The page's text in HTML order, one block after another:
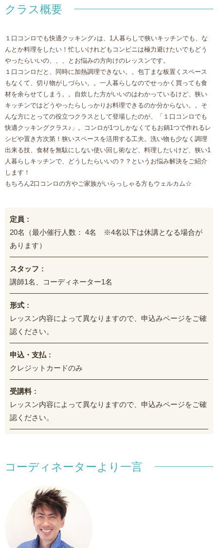
クラス概要
１口コンロでも快適クッキング♪は、1人暮らしで狭いキッチンでも、な
んとか料理をしたい！忙しいけれどもコンビニは極力避けたいでもどう
やったらいいの、、、とお悩みの方向けのレッスンです。
１口コンロだと、同時に加熱調理できない。。包丁まな板置くスペース
もなくて、切り物がしづらい。。一人暮らしなのでせっかく買っても食
材を余らせてしまう。。自炊した方がいいのはわかっているけど、狭い
キッチンではどうやったらしっかりお料理できるのか分からない。。そ
んな方にとっての役立つクラスとして登場したのが、「１口コンロでも
快適クッキングクラス♪」。コンロが1つしかなくてもお鍋1つで作れるレ
シピや置き方次第！狭いスペースを活用する工夫。洗い物も少なく調理
出来る技、食材を無駄にしない使い回し術など、料理したいけど、狭い1
人暮らしキッチンで、どうしたらいいの？？というお悩み解決をご紹介
します！
もちろん2口コンロの方やご家族がいらっしゃる方もウェルカム☆
定員
20名（最小催行人数： 4名 ※4名以下は休講となる場合が
あります）
スタッフ
講師1名、コーディネーター1名
形式
レッスン内容によって異なりますので、申込みページをご確
認ください。
申込・支払
クレジットカードのみ
受講料
レッスン内容によって異なりますので、申込みページをご確
認ください。
コーディネーターより一言